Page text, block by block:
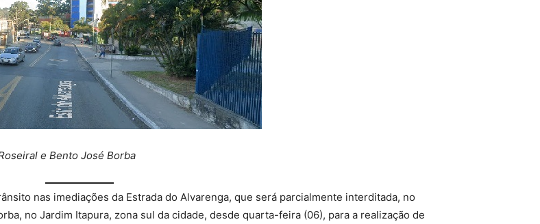
e Bento José Borba
nas imediações da Estrada do Alvarenga, que será parcialmente interditada, no
no Jardim Itapura, zona sul da cidade, desde quarta-feira (06), para a realização de